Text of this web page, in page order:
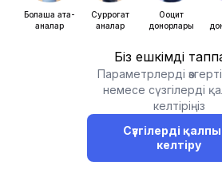
Болашақ ата-
аналар
Суррогат
аналар
Ооцит
донорлары
Біз ешкімді
Параметрлерді өзгертіп
немесе сүзгілерді
келтіріңіз
Сүзгілерді
келтіру